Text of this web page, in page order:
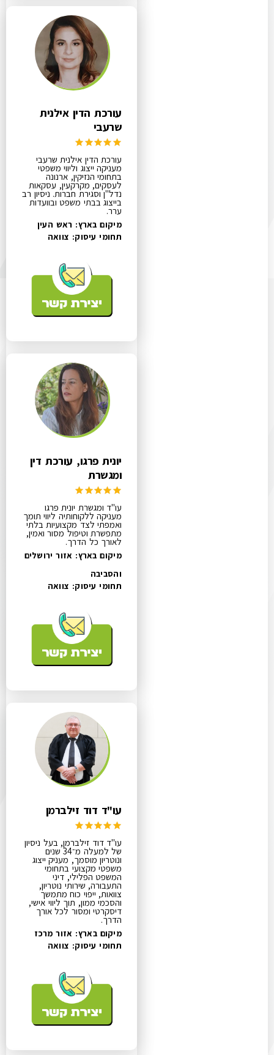
עורכת הדין אילנית
שרעבי
עורכת הדין אילנית שרעבי
מעניקה ייצוג וליווי משפטי
בתחומי הנזיקין, ארנונה
לעסקים, מקרקעין, עסקאות
נדל"ן וסגירת חברות. ניסיון רב
בייצוג בבתי משפט ובוועדות
ערר.
מיקום בארץ: ראש העין
תחומי עיסוק: צוואה
יונית פרגו, עורכת דין
ומגשרת
עו"ד ומגשרת יונית פרגו
מעניקה ללקוחותיה ליווי תומך
ואמפתי לצד מקצועיות בלתי
מתפשרת וטיפול מסור ואמין,
לאורך כל הדרך.
מיקום בארץ: אזור ירושלים
והסביבה
תחומי עיסוק: צוואה
עו"ד דוד זילברמן
עו"ד דוד זילברמן, בעל ניסיון
של למעלה מ־34 שנים
ונוטריון מוסמך, מעניק ייצוג
משפטי מקצועי בתחומי
המשפט הפלילי, דיני
התעבורה, שירותי נוטריון,
צוואות, ייפוי כוח מתמשך
והסכמי ממון, תוך ליווי אישי,
דיסקרטי ומסור לכל אורך
הדרך.
מיקום בארץ: אזור מרכז
תחומי עיסוק: צוואה